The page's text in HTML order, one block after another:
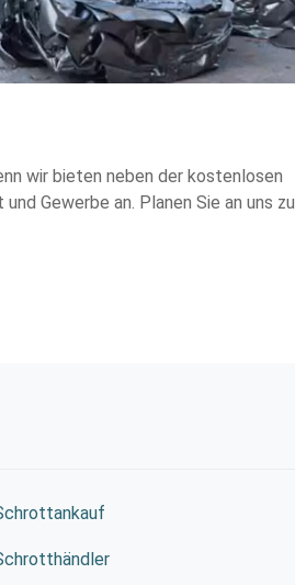
wir bieten neben der kostenlosen
Gewerbe an. Planen Sie an uns zu